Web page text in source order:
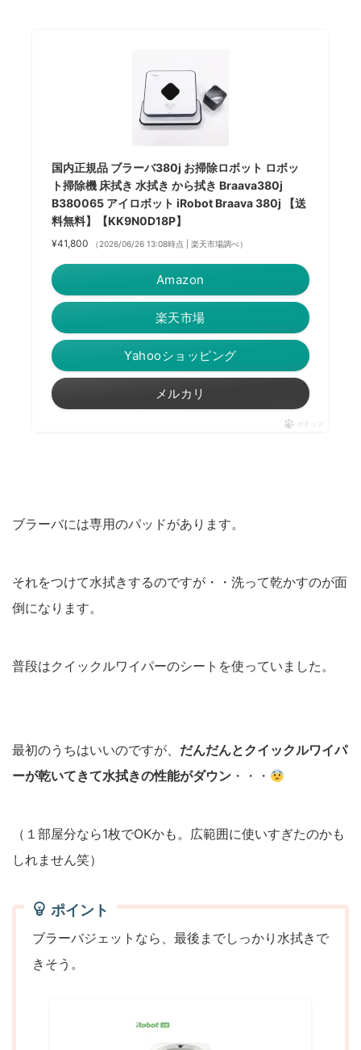
国内正規品 ブラーバ380j お掃除ロボット ロボッ
ト掃除機 床拭き 水拭き から拭き Braava380j
B380065 アイロボット iRobot Braava 380j 【送
料無料】【KK9N0D18P】
¥41,800 （2026/06/26 13:08時点 | 楽天市場調べ）
Amazon
楽天市場
Yahooショッピング
メルカリ
ポチップ
ブラーバには専用のパッドがあります。
それをつけて水拭きするのですが・・洗って乾かすのが面
倒になります。
普段はクイックルワイパーのシートを使っていました。
最初のうちはいいのですが、 だんだんとクイックルワイパ
ーが乾いてきて水拭きの性能がダウン ・・・
（１部屋分なら1枚でOKかも。広範囲に使いすぎたのかも
しれません笑）
ポイント
ブラーバジェットなら、最後までしっかり水拭きで
きそう。